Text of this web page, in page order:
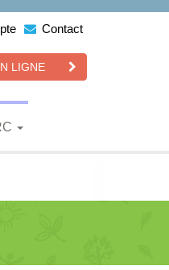
Contact
LIGNE